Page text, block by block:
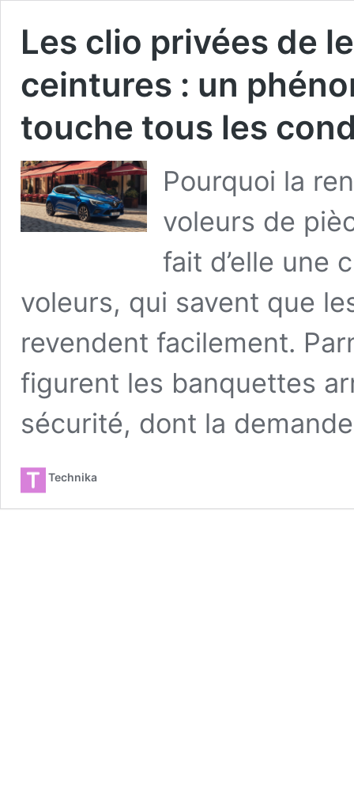
Les clio privées de
ceintures : un
touche tous les
Pourquoi la
voleurs de
fait d’elle une
voleurs, qui savent que
revendent facilement.
figurent les banquettes
sécurité, dont la
Technika